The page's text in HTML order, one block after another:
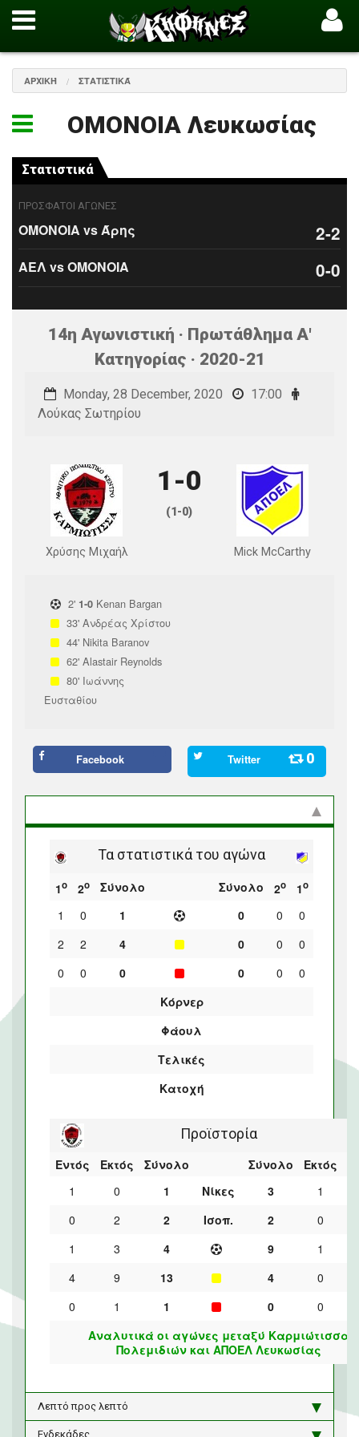
ΑΡΧΙΚΉ ΣΤΑΤΙΣΤΙΚΆ
ΟΜΟΝΟΙΑ Λευκωσίας
Στατιστικά
ΠΡΟΣΦΑΤΟΙ ΑΓΩΝΕΣ
ΟΜΟΝΟΙΑ vs Άρης 2-2
ΑΕΛ vs ΟΜΟΝΟΙΑ 0-0
14η Αγωνιστική · Πρωτάθλημα Α'
Κατηγορίας · 2020-21
Monday, 28 December, 2020
17:00
Λούκας Σωτηρίου
Χρύσης Μιχαήλ
1-0
(1-0)
Mick McCarthy
2' 1-0 Kenan Bargan
33' Ανδρέας Χρίστου
44' Nikita Baranov
62' Alastair Reynolds
80' Ιωάννης
Ευσταθίου
Facebook Twitter 0
Τα στατιστικά του αγώνα
1ο 2ο Σύνολο Σύνολο 2ο 1ο
1 0 1 0 0
0
2
2 4 0 0
0
0
0 0 0 0
0
Κόρνερ
Φάουλ
Τελικές
Κατοχή
Προϊστορία
Εντός Εκτός Σύνολο Σύνολο Εκτός
1
0 1 Νίκες 3
1
0
2 2 Ισοπ. 2
0
1
3 4 9
1
4
9 13 4
0
0
1 1 0
0
Αναλυτικά οι αγώνες μεταξύ Καρμιώτισσα
Πολεμιδιών και ΑΠΟΕΛ Λευκωσίας
Λεπτό προς λεπτό
Ενδεκάδες